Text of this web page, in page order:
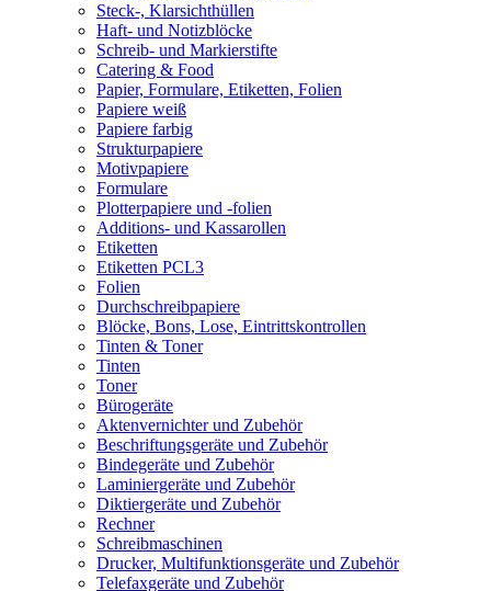
Steck-, Klarsichthüllen
Haft- und Notizblöcke
Schreib- und Markierstifte
Catering & Food
Papier, Formulare, Etiketten, Folien
Papiere weiß
Papiere farbig
Strukturpapiere
Motivpapiere
Formulare
Plotterpapiere und -folien
Additions- und Kassarollen
Etiketten
Etiketten PCL3
Folien
Durchschreibpapiere
Blöcke, Bons, Lose, Eintrittskontrollen
Tinten & Toner
Tinten
Toner
Bürogeräte
Aktenvernichter und Zubehör
Beschriftungsgeräte und Zubehör
Bindegeräte und Zubehör
Laminiergeräte und Zubehör
Diktiergeräte und Zubehör
Rechner
Schreibmaschinen
Drucker, Multifunktionsgeräte und Zubehör
Telefaxgeräte und Zubehör